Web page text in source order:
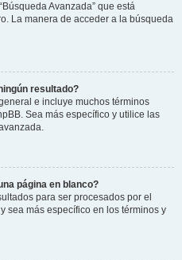
Avanzada” que está
La manera de acceder a la búsqueda
resultado?
e incluye muchos términos
Sea más específico y utilice las
página en blanco?
para ser procesados por el
sea más específico en los términos y